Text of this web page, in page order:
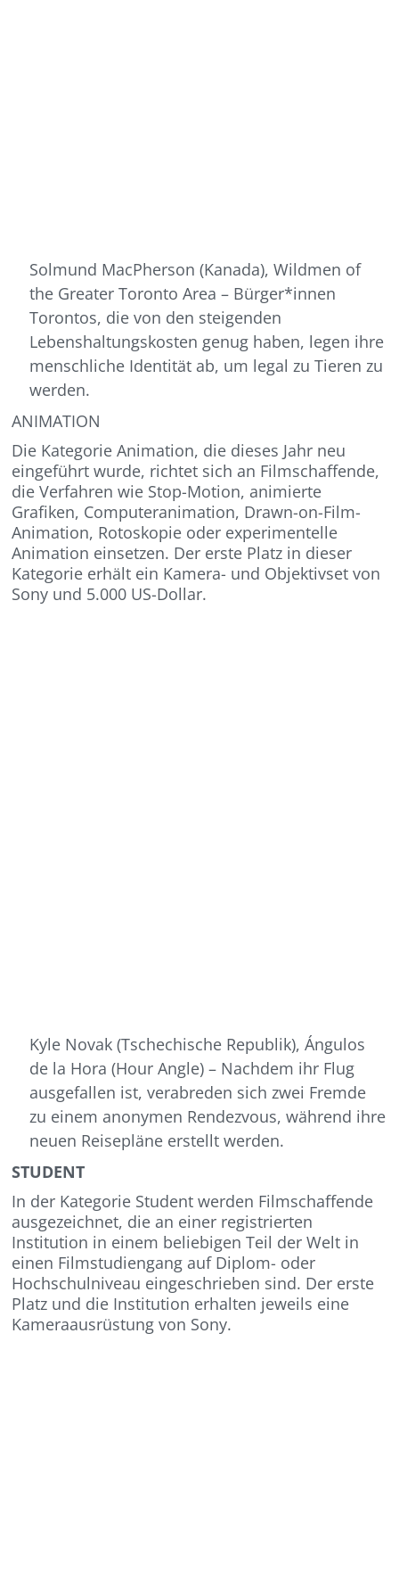
Solmund MacPherson (Kanada), Wildmen of
the Greater Toronto Area – Bürger*innen
Torontos, die von den steigenden
Lebenshaltungskosten genug haben, legen ihre
menschliche Identität ab, um legal zu Tieren zu
werden.
ANIMATION
Die Kategorie Animation, die dieses Jahr neu
eingeführt wurde, richtet sich an Filmschaffende,
die Verfahren wie Stop-Motion, animierte
Grafiken, Computeranimation, Drawn-on-Film-
Animation, Rotoskopie oder experimentelle
Animation einsetzen. Der erste Platz in dieser
Kategorie erhält ein Kamera- und Objektivset von
Sony und 5.000 US-Dollar.
Kyle Novak (Tschechische Republik), Ángulos
de la Hora (Hour Angle) – Nachdem ihr Flug
ausgefallen ist, verabreden sich zwei Fremde
zu einem anonymen Rendezvous, während ihre
neuen Reisepläne erstellt werden.
STUDENT
In der Kategorie Student werden Filmschaffende
ausgezeichnet, die an einer registrierten
Institution in einem beliebigen Teil der Welt in
einen Filmstudiengang auf Diplom- oder
Hochschulniveau eingeschrieben sind. Der erste
Platz und die Institution erhalten jeweils eine
Kameraausrüstung von Sony.